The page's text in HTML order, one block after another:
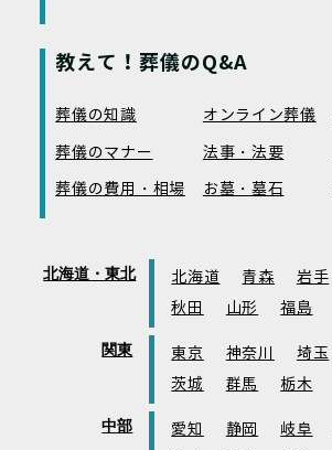
教えて！葬儀のQ&A
葬儀の知識 オンライン葬儀
葬儀のマナー
法事・法要
葬儀の費用・相場
お墓・墓石
北海道・東北 北海道 青森 岩手
秋田
山形 福島
関東 東京 神奈川 埼玉
茨城
群馬 栃木
中部 愛知 静岡 岐阜